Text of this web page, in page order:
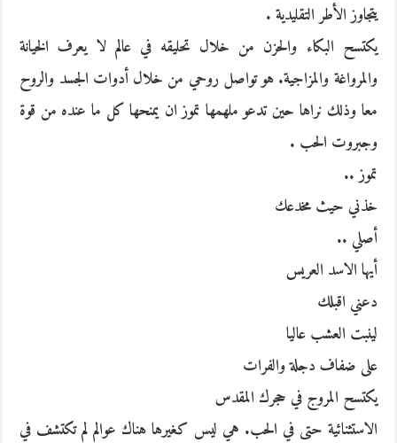
يتجاوز الأطر التقليدية .
يكتسح البكاء والحزن من خلال تحليقه في عالم لا يعرف الخيانة
والمرواغة والمزاجية. هو تواصل روحي من خلال أدوات الجسد والروح
معا وذلك نراها حين تدعو ملهمها تموز ان يمنحها كل ما عنده من قوة
وجبروت الحب .
تموز ..
خذني حيث مخدعك
أصلي ..
أيها الاسد العريس
دعني اقبلك
لينبت العشب عاليا
على ضفاف دجلة والفرات
يكتسح المروج في حجرك المقدس
الاستثنائية حتى في الحب. هي ليس كغيرها هناك عوالم لم تكتشف في